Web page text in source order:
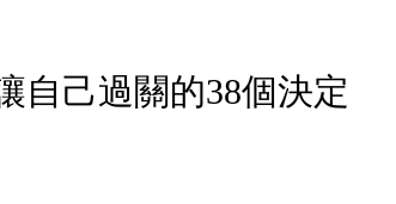
自己過關的38個決定